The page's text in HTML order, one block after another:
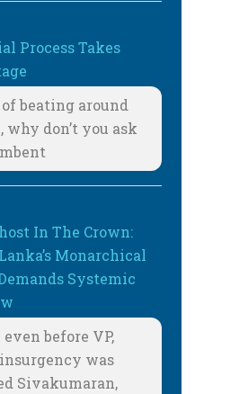
Process Takes
beating around
why don’t you ask
In The Crown:
Monarchical
Systemic
before VP,
was
Sivakumaran,